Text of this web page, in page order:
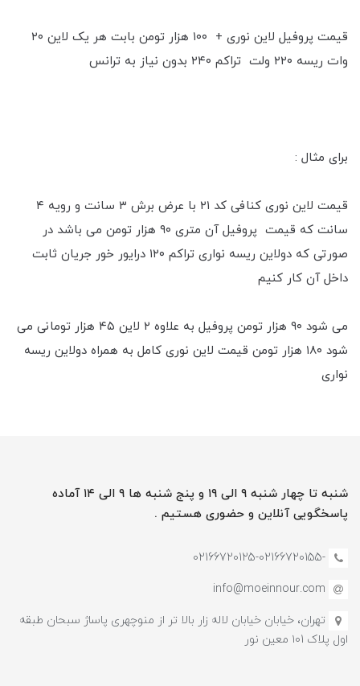
قیمت پروفیل لاین نوری + ۱۰۰ هزار تومن بابت هر یک لاین ۲۰
وات ریسه ۲۲۰ ولت تراکم ۲۴۰ بدون نیاز به ترانس
برای مثال :
قیمت لاین نوری کنافی کد ۲۱ با عرض برش ۳ سانت و رویه ۴
سانت که قیمت پروفیل آن متری ۹۰ هزار تومن می باشد در
صورتی که دو‌لاین ریسه نواری تراکم ۱۲۰ درایور خور جریان ثابت
داخل آن کار کنیم
می شود ۹۰ هزار تومن پروفیل به علاوه ۲ لاین ۴۵ هزار تومانی می
شود ۱۸۰ هزار تومن قیمت لاین نوری کامل به همراه دو‌لاین ریسه
نواری
شنبه تا چهار شنبه ۹ الی ۱۹ و پنج شنبه ها ۹ الی ۱۴ آماده
پاسخگویی آنلاین و حضوری هستیم .
-02166720125-02166720155
info@moeinnour.com
تهران، خیابان خیابان لاله زار بالا تر از منوچهری پاساژ سبحان طبقه
اول پلاک ۱۰1 معین نور